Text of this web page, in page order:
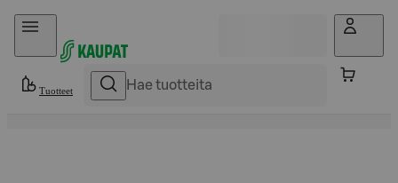
Hyppää sisältöön
Tuotteet